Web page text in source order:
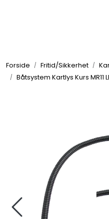
Forside Fritid/Sikkerhet
Båtsystem Kartlys Kurs MR11
Elektrisk
Motor/Styring